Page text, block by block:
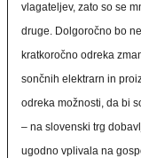
vlagateljev, zato so se
druge. Dolgoročno bo
kratkoročno odreka
sončnih elektrarn in
odreka možnosti, da bi
– na slovenski trg
ugodno vplivala na